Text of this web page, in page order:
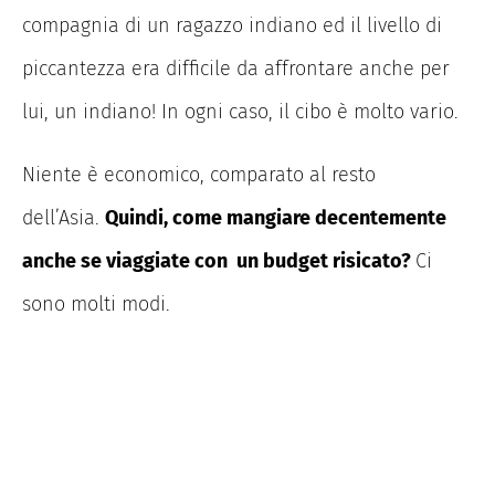
compagnia di un ragazzo indiano ed il livello di
piccantezza era difficile da affrontare anche per
lui, un indiano! In ogni caso, il cibo è molto vario.
Niente è economico, comparato al resto
dell’Asia. Quindi, come mangiare decentemente
anche se viaggiate con un budget risicato? Ci
sono molti modi.